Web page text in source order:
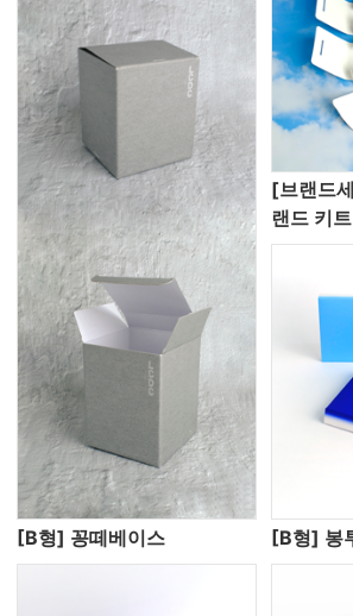
[B형] 꽁떼베이스
[브랜드
랜드 키트
[B형] 봉